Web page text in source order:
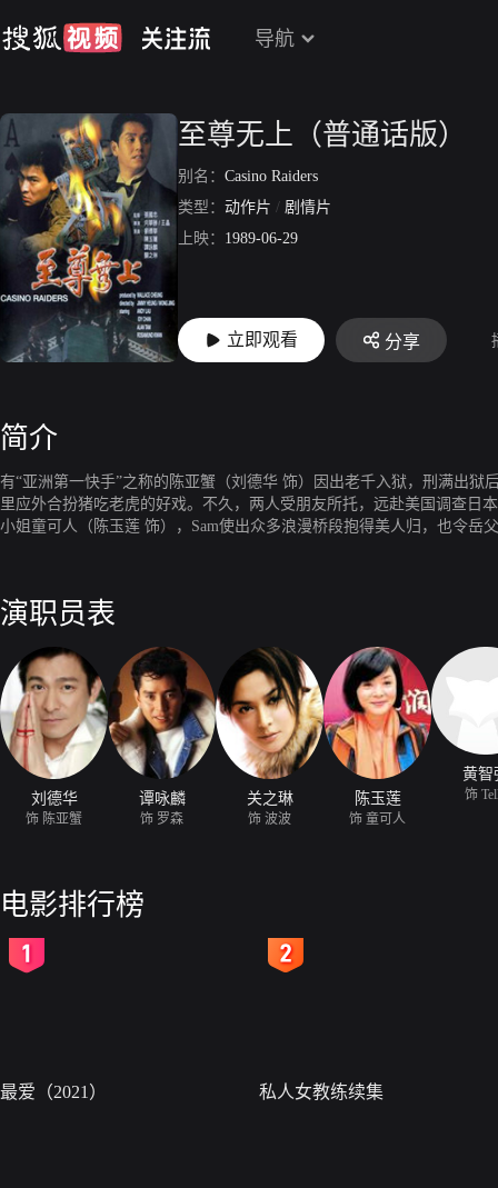
导航
至尊无上（普通话版）
别名： Casino Raiders
类型： 动作片 / 剧情片
上映： 1989-06-29
立即观看 分享
简介
有“亚洲第一快手”之称的陈亚蟹（刘德华 饰）因出老千入狱，刑满出
里应外合扮猪吃老虎的好戏。不久，两人受朋友所托，远赴美国调查日
小姐童可人（陈玉莲 饰），Sam使出众多浪漫桥段抱得美人归，也令
演职员表
刘德华
饰 陈亚蟹
谭咏麟
饰 罗森
关之琳
饰 波波
陈玉莲
饰 童可人
黄智
饰
电影排行榜
最爱（2021） 私人女教练续集